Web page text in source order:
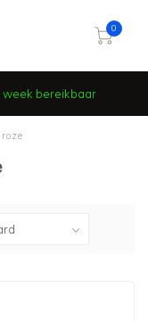
0
week bereikbaar